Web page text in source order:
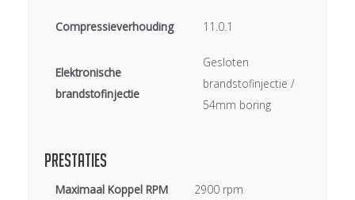
Compressieverhouding 11.0.1
Elektronische
brandstofinjectie
Gesloten
brandstofinjectie /
54mm boring
Prestaties
Maximaal Koppel RPM 2900 rpm